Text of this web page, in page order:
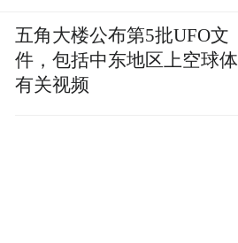
五角大楼公布第5批UFO文
件，包括中东地区上空球体
有关视频